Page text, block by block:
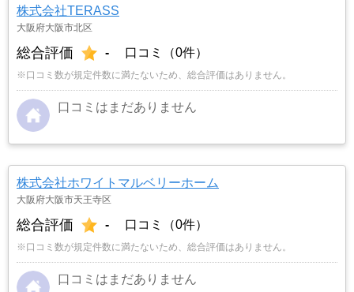
株式会社TERASS
大阪府大阪市北区
総合評価 - 口コミ（0件）
※口コミ数が規定件数に満たないため、総合評価はありません。
口コミはまだありません
株式会社ホワイトマルベリーホーム
大阪府大阪市天王寺区
総合評価 - 口コミ（0件）
※口コミ数が規定件数に満たないため、総合評価はありません。
口コミはまだありません